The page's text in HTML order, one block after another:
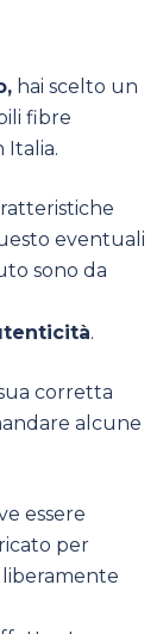
hai scelto un
fibre
Italia.
eventuali
sono da
.
corretta
alcune
essere
per